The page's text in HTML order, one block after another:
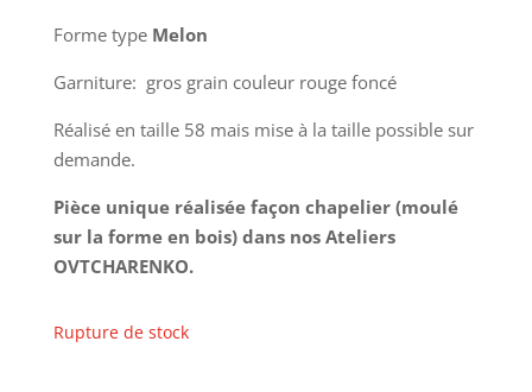
Forme type Melon
Garniture: gros grain couleur rouge foncé
Réalisé en taille 58 mais mise à la taille possible sur
demande.
Pièce unique réalisée façon chapelier (moulé
sur la forme en bois) dans nos Ateliers
OVTCHARENKO.
Rupture de stock